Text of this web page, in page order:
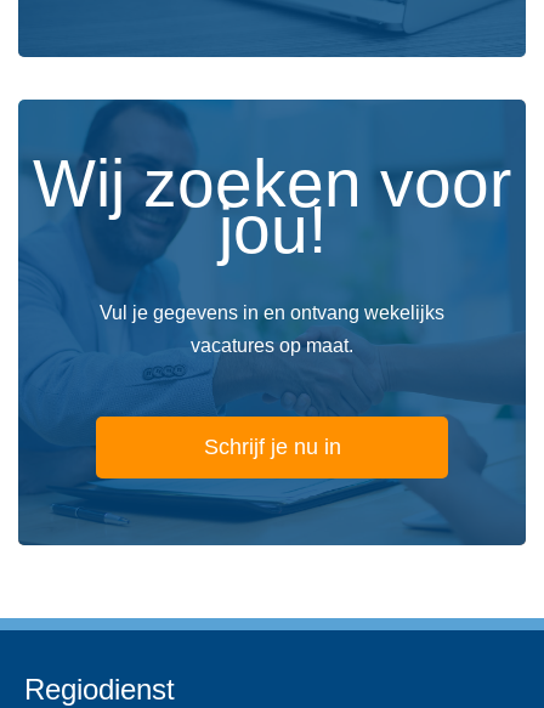
Wij zoeken voor
jou!
Vul je gegevens in en ontvang wekelijks
vacatures op maat.
Schrijf je nu in
Regiodienst